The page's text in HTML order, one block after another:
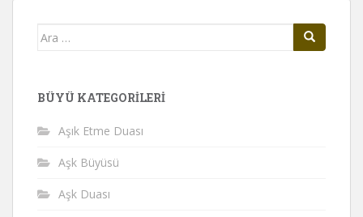
Arama
BÜYÜ KATEGORILERI
Aşık Etme Duası
Aşk Büyüsü
Aşk Duası